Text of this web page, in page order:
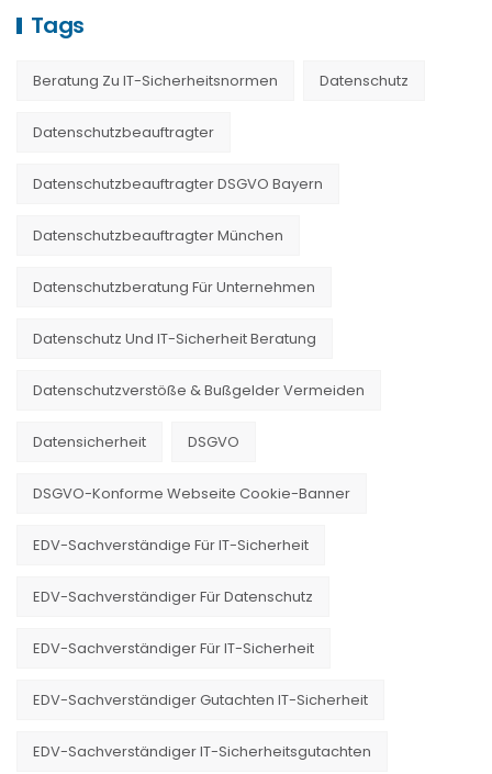
Tags
Beratung Zu IT-Sicherheitsnormen Datenschutz
Datenschutzbeauftragter
Datenschutzbeauftragter DSGVO Bayern
Datenschutzbeauftragter München
Datenschutzberatung Für Unternehmen
Datenschutz Und IT-Sicherheit Beratung
Datenschutzverstöße & Bußgelder Vermeiden
Datensicherheit DSGVO
DSGVO-Konforme Webseite Cookie-Banner
EDV-Sachverständige Für IT-Sicherheit
EDV-Sachverständiger Für Datenschutz
EDV-Sachverständiger Für IT-Sicherheit
EDV-Sachverständiger Gutachten IT-Sicherheit
EDV-Sachverständiger IT-Sicherheitsgutachten